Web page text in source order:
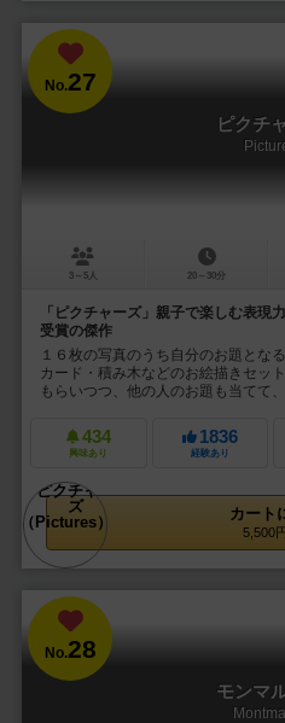
No.27
ピクチ
3～5人 20～30分
「ピクチャーズ」親子で楽しむ表現
受賞の傑作
１６枚の写真のうち自分のお題とな
カード・積み木などのお絵描きセッ
もらいつつ、他の人のお題も当てて
434
興味あり
1836
経験あり
カート
5,500
No.28
モンマ